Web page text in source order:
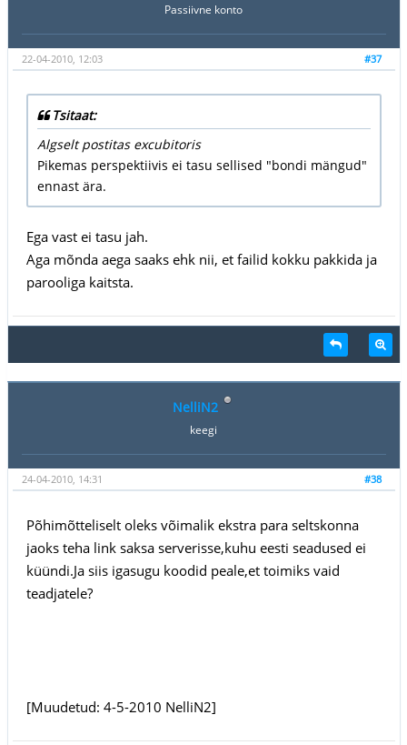
Passiivne konto
#37
22-04-2010, 12:03
Tsitaat:
Algselt postitas excubitoris
Pikemas perspektiivis ei tasu sellised "bondi mängud"
ennast ära.
Ega vast ei tasu jah.
Aga mõnda aega saaks ehk nii, et failid kokku pakkida ja
parooliga kaitsta.
NelliN2
keegi
#38
24-04-2010, 14:31
Põhimõtteliselt oleks võimalik ekstra para seltskonna
jaoks teha link saksa serverisse,kuhu eesti seadused ei
küündi.Ja siis igasugu koodid peale,et toimiks vaid
teadjatele?
[Muudetud: 4-5-2010 NelliN2]